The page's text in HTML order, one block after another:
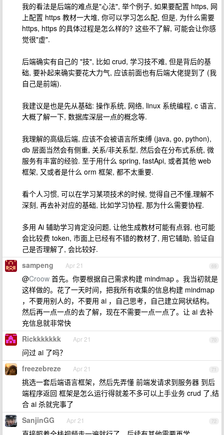
我的看法是后端的难点是"心法", 举个例子, 如果要配置 https, 网
上配置 https 教材一大堆, 你可以学习怎么配, 但是, 为什么需要
https, https 的具体过程是怎么样的? 这些不了解, 可能会让你感
觉很"虚".
后端确实有自己的 "技", 比如 crud, 学习技不难, 但是背后的基
础, 要补起来确实要花大力气, 应该前面也有后端大佬提到了 (我
自己是前端).
我建议是也是先从基础: 操作系统, 网络, linux 系统编程, c 语言,
大概了解一下, 数据库深层一点的概念等.
我理解的高级后端, 应该不会被语言所束缚 (java, go, python),
db 层面当然会有侧重, 关系/非关系型, 然后会在分布式系统, 微
服务有丰富的经验. 至于用什么 spring, fastApi, 或者其他 web
框架, 又或者是什么 orm 框架, 都不太重要.
看个人习惯, 可以在学习某项技术的时候, 觉得自己不懂,理解不
深刻, 再去补对应的基础, 比如学习协程, 那为什么需要协程.
多用 Ai 辅助学习肯定没问题, 让他生成教材可能有点弱, 也可能
会比较费 token, 市面上已经有不错的教材了, 用它辅助, 验证自
己是否理解了, 会比较好.
69
sampeng Apr 21
@Croow 首先。你要根据自己需求构建 mindmap 。我当初就是
这样做的。花了一天时间，把我所有收集的信息构建 mindmap
，不要用别人的，不要用 ai ，自己思考，自己建立网状结构。
然后再一点一点的去了解，现在不需要一点一点了。让 ai 去补
充信息就非常快
70
Rickkkkkkk Apr 21
问过 ai 了吗？
71
freezebreze Apr 21
挑选一套后端语言框架，然后先弄懂 前端发请求到服务器 到后
端程序返回 框架是怎么运行得就差不多可以上手业务 crud 了,结
合 ai 杀就完事了
72
SanjinGG Apr 21